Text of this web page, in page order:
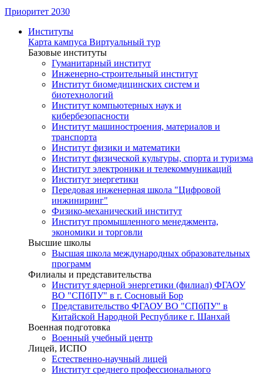
Приоритет 2030
Институты
Карта кампуса Виртуальный тур
Базовые институты
Гуманитарный институт
Инженерно-строительный институт
Институт биомедицинских систем и
биотехнологий
Институт компьютерных наук и
кибербезопасности
Институт машиностроения, материалов и
транспорта
Институт физики и математики
Институт физической культуры, спорта и туризма
Институт электроники и телекоммуникаций
Институт энергетики
Передовая инженерная школа "Цифровой
инжиниринг"
Физико-механический институт
Институт промышленного менеджмента,
экономики и торговли
Высшие школы
Высшая школа международных образовательных
программ
Филиалы и представительства
Институт ядерной энергетики (филиал) ФГАОУ
ВО "СПбПУ" в г. Сосновый Бор
Представительство ФГАОУ ВО "СПбПУ" в
Китайской Народной Республике г. Шанхай
Военная подготовка
Военный учебный центр
Лицей, ИСПО
Естественно-научный лицей
Институт среднего профессионального